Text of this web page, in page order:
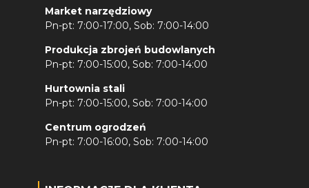
Market narzędziowy
Pn-pt: 7:00-17:00, Sob: 7:00-14:00
Produkcja zbrojeń budowlanych
Pn-pt: 7:00-15:00, Sob: 7:00-14:00
Hurtownia stali
Pn-pt: 7:00-15:00, Sob: 7:00-14:00
Centrum ogrodzeń
Pn-pt: 7:00-16:00, Sob: 7:00-14:00